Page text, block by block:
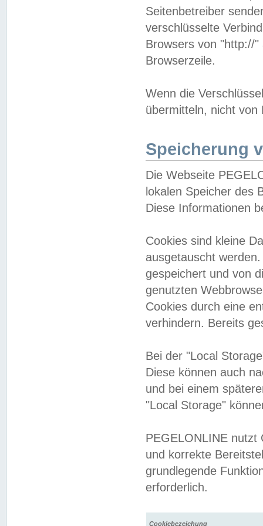
Seitenbetreiber
verschlüsselte
Browsers von "http://
Browserzeile.
Wenn die
übermitteln, nicht von
Speicherung
Die Webseite
lokalen Speicher des
Diese Informationen
Cookies sind kleine
ausgetauscht
gespeichert und von
genutzten
Cookies durch eine
verhindern. Bereits
Bei der "Local
Diese können auch
und bei einem
"Local Storage"
PEGELONLINE nutzt
und korrekte
grundlegende
erforderlich.
Cookiebezeichung